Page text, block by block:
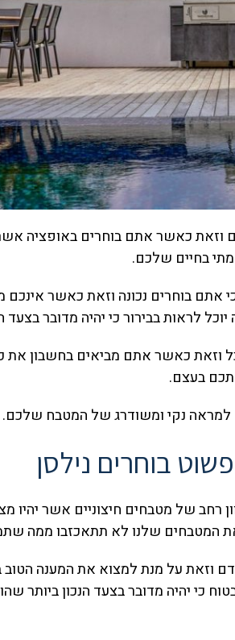
וזאת כאשר אתם בוחרים באופציה
בחיים שלכם.
אתם בוחרים נכונה וזאת כאשר
לראות בבירור כי יהיה מדובר בצעד
וזאת כאשר אתם מביאים בחשבון את
בעצם.
למראה נקי ומשודרג של המטבח שלכם.
בוחרים נילסן
רחב של מטבחים חיצוניים אשר יהיו
המטבחים שלנו לא תתאכזבו ממה
וזאת על מנת למצוא את המענה הטוב
כי יהיה מדובר בצעד הנכון ביותר